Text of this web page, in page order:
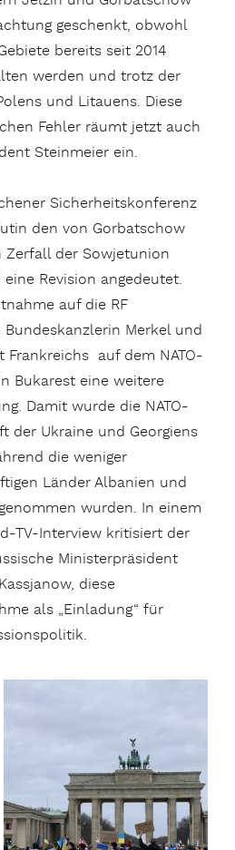
geschenkt, obwohl
bereits seit 2014
werden und trotz der
und Litauens. Diese
Fehler räumt jetzt auch
Steinmeier ein.
Sicherheitskonferenz
den von Gorbatschow
Zerfall der Sowjetunion
Revision angedeutet.
auf die RF
Merkel und
Frankreichs auf dem NATO-
Bukarest eine weitere
Damit wurde die NATO-
der Ukraine und Georgiens
die weniger
Länder Albanien und
wurden. In einem
TV-Interview kritisiert der
Ministerpräsident
diese
als „Einladung“ für